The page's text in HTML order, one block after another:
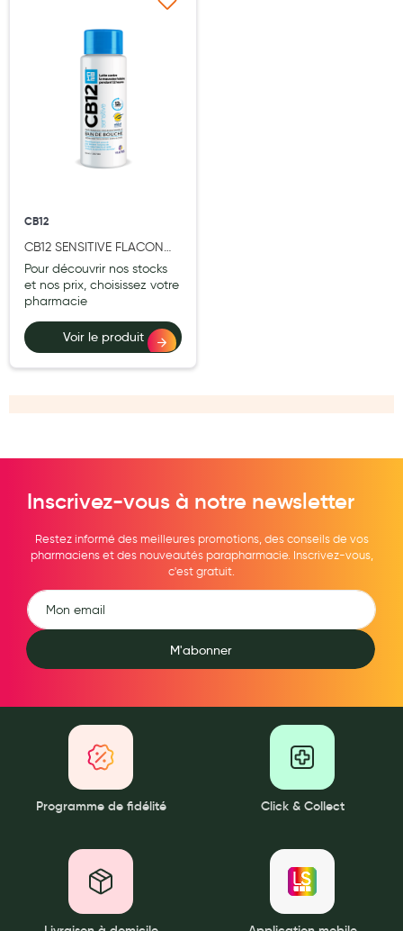
Compléments alimentaires
Premiers soins
Hygiène nasale
Nutrition clinique
Anti-poux
Solaire et moustique
Piqûres insectes
Appareils
Contactologie
Douleurs articulaires et musculaires
Santé séniors
Anti acariens, anti gale, anti tiques, insectifuges
Vétérinaire
Ronflement
Matériel medical
CB12
CB12 SENSITIVE FLACON
250ML
Pour découvrir nos stocks
et nos prix, choisissez votre
pharmacie
Voir le produit
Ajouter à ma liste d’envie
Inscrivez-vous à notre newsletter
Restez informé des meilleures promotions, des conseils de vos
pharmaciens et des nouveautés parapharmacie. Inscrivez-vous,
c'est gratuit.
M'abonner
Programme de fidélité Click & Collect